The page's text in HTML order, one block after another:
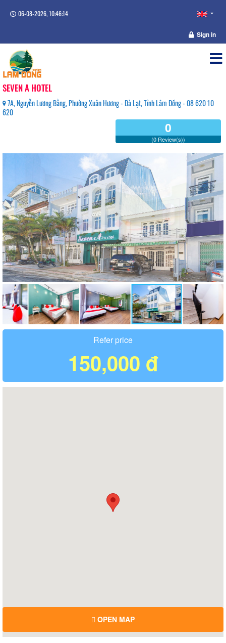
06-08-2026, 10:46:15
Sign in
SEVEN A HOTEL
7A, Nguyễn Lương Bằng, Phường Xuân Hương - Đà Lạt, Tỉnh Lâm Đồng - 08 620 10
620
0
(0 Review(s))
Refer price
150,000 đ
OPEN MAP